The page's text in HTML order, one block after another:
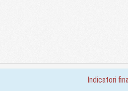
indicatori